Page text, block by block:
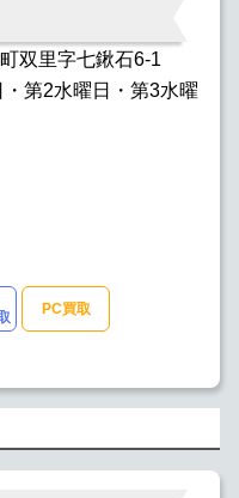
双里字七鍬石6-1
第2水曜日・第3水曜
PC買取